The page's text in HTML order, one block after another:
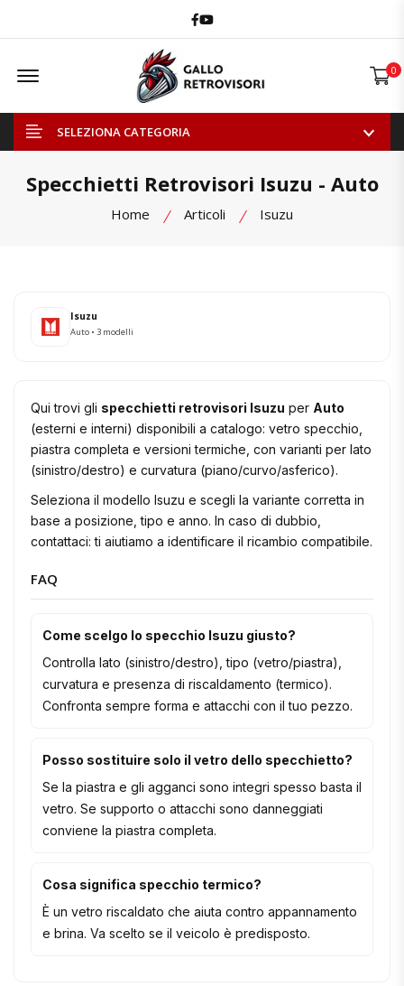
Facebook
Youtube
Offcanvas Menu Open 0
SELEZIONA CATEGORIA
Specchietti Retrovisori Isuzu - Auto
Home Articoli Isuzu
Isuzu
Auto • 3 modelli
Qui trovi gli specchietti retrovisori Isuzu per Auto
(esterni e interni) disponibili a catalogo: vetro specchio,
piastra completa e versioni termiche, con varianti per lato
(sinistro/destro) e curvatura (piano/curvo/asferico).
Seleziona il modello Isuzu e scegli la variante corretta in
base a posizione, tipo e anno. In caso di dubbio,
contattaci: ti aiutiamo a identificare il ricambio compatibile.
FAQ
Come scelgo lo specchio Isuzu giusto?
Controlla lato (sinistro/destro), tipo (vetro/piastra),
curvatura e presenza di riscaldamento (termico).
Confronta sempre forma e attacchi con il tuo pezzo.
Posso sostituire solo il vetro dello specchietto?
Se la piastra e gli agganci sono integri spesso basta il
vetro. Se supporto o attacchi sono danneggiati
conviene la piastra completa.
Cosa significa specchio termico?
È un vetro riscaldato che aiuta contro appannamento
e brina. Va scelto se il veicolo è predisposto.